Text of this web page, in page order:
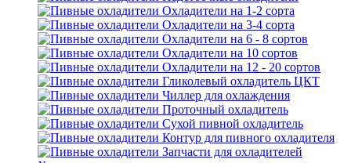
Охладители на 1-2 сорта
Охладители на 3-4 сорта
Охладители на 6 - 8 сортов
Охладители на 10 сортов
Охладители на 12 - 20 сортов
Гликолевый охладитель ЦКТ
Чиллер для охлаждения
Проточный охладитель
Сухой пивной охладитель
Контур для пивного охладителя
Запчасти для охладителей